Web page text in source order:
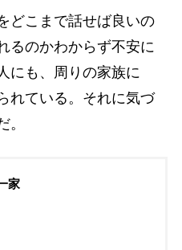
どこまで話せば良いの
るのかわからず不安に
にも、周りの家族に
れている。それに気づ
。
家